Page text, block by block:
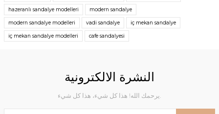
hazeranlı sandalye modelleri modern sandalye
modern sandalye modelleri vadi sandalye iç mekan sandalye
iç mekan sandalye modelleri cafe sandalyesi
النشرة الالكترونية
يرحمك الله! هذا كل شيء، هذا كل شيء.